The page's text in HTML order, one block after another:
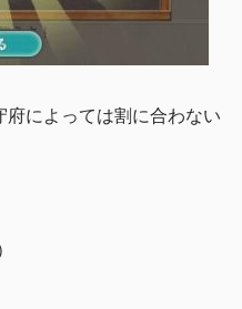
によっては割に合わない